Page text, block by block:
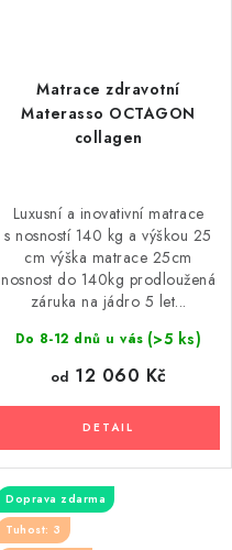
Matrace zdravotní
Materasso OCTAGON
collagen
Do 8-12 dnů u vás (>5 ks)
od 12 060 Kč
Luxusní a inovativní matrace
s nosností 140 kg a výškou 25
cm výška matrace 25cm
nosnost do 140kg prodloužená
záruka na jádro 5 let...
Doprava zdarma
Tuhost: 3